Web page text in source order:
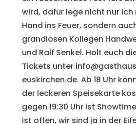
wird, dafür lege nicht nur ich
Hand ins Feuer, sondern
grandiosen Kollegen
und Ralf Senkel. Holt euch
Tickets unter
euskirchen.de. Ab 18 Uhr
der leckeren Speisekarte
gegen 19:30 Uhr ist
ist offen, wir sind ja in der